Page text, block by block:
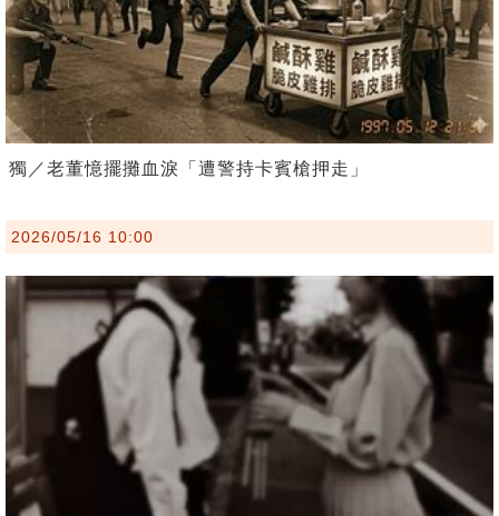
獨／老董憶擺攤血淚「遭警持卡賓槍押走」
2026/05/16 10:00